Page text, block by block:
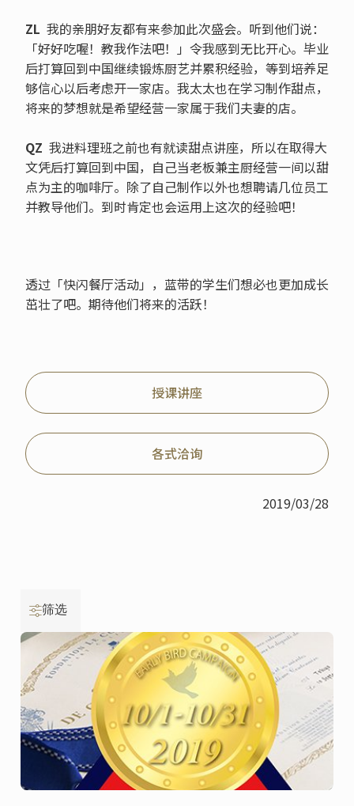
ZL 我的亲朋好友都有来参加此次盛会。听到他们说：
「好好吃喔！教我作法吧！」令我感到无比开心。毕业
后打算回到中国继续锻炼厨艺并累积经验，等到培养足
够信心以后考虑开一家店。我太太也在学习制作甜点，
将来的梦想就是希望经营一家属于我们夫妻的店。
QZ 我进料理班之前也有就读甜点讲座，所以在取得大
文凭后打算回到中国，自己当老板兼主厨经营一间以甜
点为主的咖啡厅。除了自己制作以外也想聘请几位员工
并教导他们。到时肯定也会运用上这次的经验吧！
透过「快闪餐厅活动」，蓝带的学生们想必也更加成长
茁壮了吧。期待他们将来的活跃！
授课讲座
各式洽询
2019/03/28
筛选